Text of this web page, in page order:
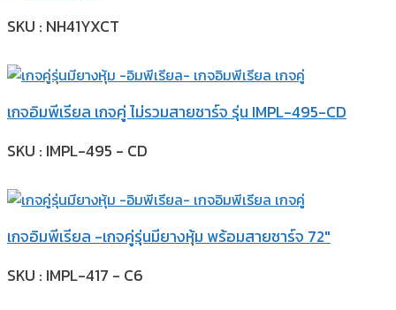
SKU : NH41YXCT
เกจอิมพีเรียล เกจคู่ ไม่รวมสายชาร์จ รุ่น IMPL-495-CD
SKU : IMPL-495 - CD
เกจอิมพีเรียล -เกจคู่รุ่นมียางหุ้ม พร้อมสายชาร์จ 72″
SKU : IMPL-417 - C6